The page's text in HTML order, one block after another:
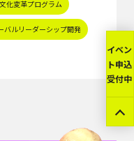
イベン
ト申込
受付中
化変革プログラム
バルリーダーシップ開発